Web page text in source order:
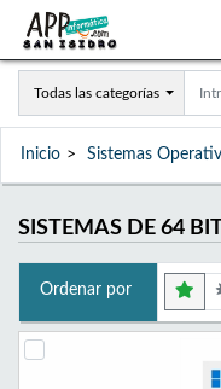
Todas las categorías
Inicio Sistemas
SISTEMAS DE 64
Ordenar por